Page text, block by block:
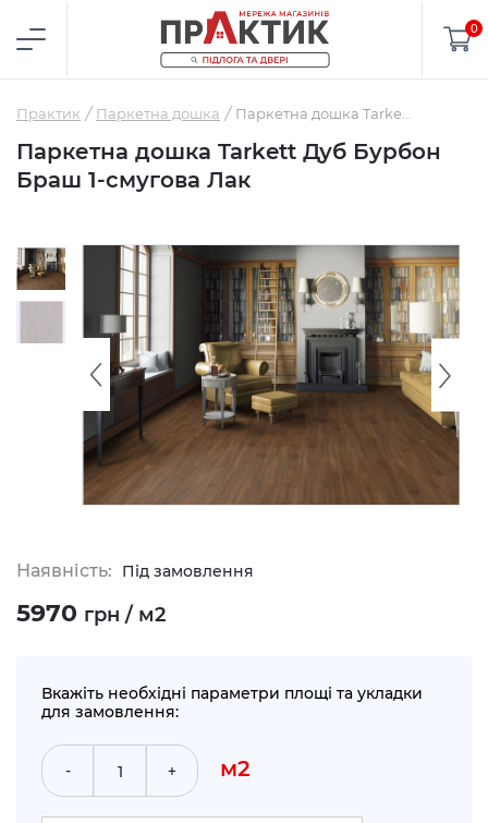
0
Практик Паркетна дошка
Паркетна дошка Tarkett Дуб Бурбон
Браш 1-смугова Лак
Наявність: Під замовлення
5970 грн / м2
Вкажіть необхідні параметри площі та укладки
для замовлення:
- + м2